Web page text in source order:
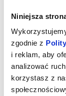
Niniejsza
zgodnie z
i reklam, aby
analizować
korzystasz z